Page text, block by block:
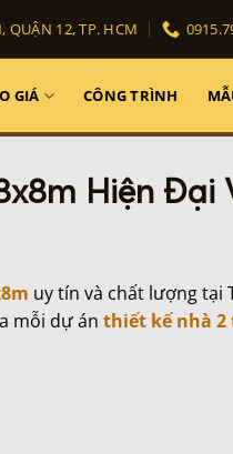
QUẬN 12, TP. HCM
GIÁ CÔNG TRÌNH
Hiện Đại
uy tín và chất lượng tại
mỗi dự án thiết kế nhà 2